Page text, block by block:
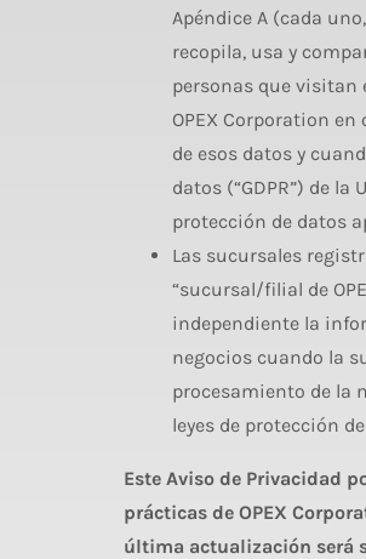
Apéndice A (cada
recopila, usa y
personas que visitan
OPEX Corporation
de esos datos y
datos (“GDPR”) de la
protección de datos
Las sucursales
“sucursal/filial de
independiente la
negocios cuando la
procesamiento de la
leyes de protección
Este Aviso de Privacidad
prácticas de OPEX
última actualización será